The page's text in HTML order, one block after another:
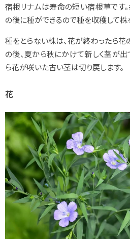
宿根リナムは寿命の短い宿根草です
の後に種ができるので種を収穫して株
種をとらない株は、花が終わったら花
の後、夏から秋にかけて新しく茎が出
ら花が咲いた古い茎は切り戻します。
花